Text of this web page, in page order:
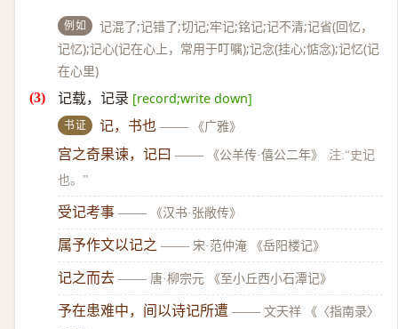
例如
记混了;记错了;切记;牢记;铭记;记不清;记省(回忆，
记忆);记心(记在心上，常用于叮嘱);记念(挂心;惦念);记忆(记
在心里)
记载，记录 [record;write down]
书证 记，书也 —— 《广雅》
宫之奇果谏，记曰 —— 《公羊传·僖公二年》
注:“史记
也。”
受记考事 —— 《汉书·张敞传》
属予作文以记之 —— 宋·范仲淹 《岳阳楼记》
记之而去 —— 唐·柳宗元 《至小丘西小石潭记》
予在患难中，间以诗记所遭 —— 文天祥 《〈指南录〉